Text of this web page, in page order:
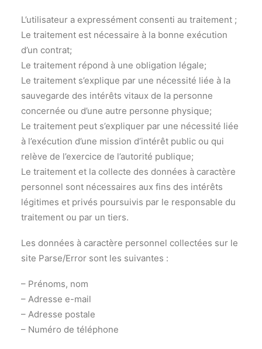
L’utilisateur a expressément consenti au traitement ;
Le traitement est nécessaire à la bonne exécution
d’un contrat;
Le traitement répond à une obligation légale;
Le traitement s’explique par une nécessité liée à la
sauvegarde des intérêts vitaux de la personne
concernée ou d’une autre personne physique;
Le traitement peut s’expliquer par une nécessité liée
à l’exécution d’une mission d’intérêt public ou qui
relève de l’exercice de l’autorité publique;
Le traitement et la collecte des données à caractère
personnel sont nécessaires aux fins des intérêts
légitimes et privés poursuivis par le responsable du
traitement ou par un tiers.
Les données à caractère personnel collectées sur le
site Parse/Error sont les suivantes :
– Prénoms, nom
– Adresse e-mail
– Adresse postale
– Numéro de téléphone